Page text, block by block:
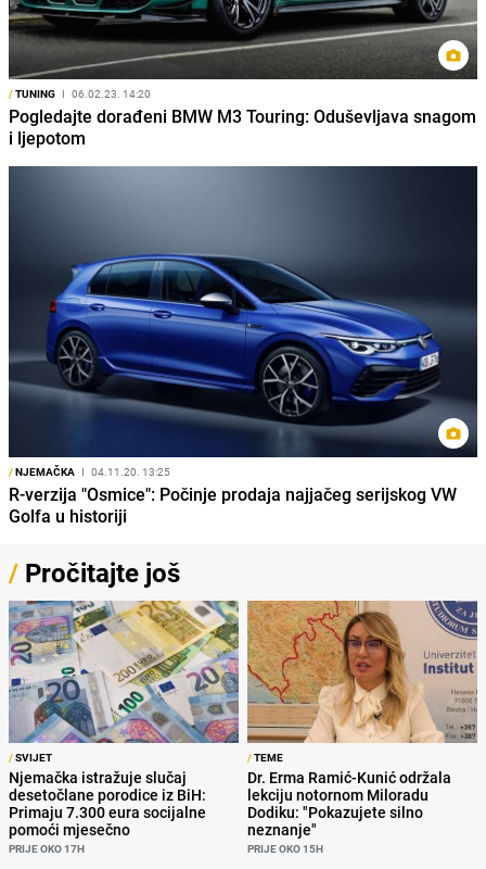
/TUNING I 06.02.23. 14:20
Pogledajte dorađeni BMW M3 Touring: Oduševljava snagom
i ljepotom
/NJEMAČKA I 04.11.20. 13:25
R-verzija "Osmice": Počinje prodaja najjačeg serijskog VW
Golfa u historiji
/ Pročitajte još
/SVIJET
Njemačka istražuje slučaj
desetočlane porodice iz BiH:
Primaju 7.300 eura socijalne
pomoći mjesečno
PRIJE OKO 17H
/TEME
Dr. Erma Ramić-Kunić održala
lekciju notornom Miloradu
Dodiku: "Pokazujete silno
neznanje"
PRIJE OKO 15H